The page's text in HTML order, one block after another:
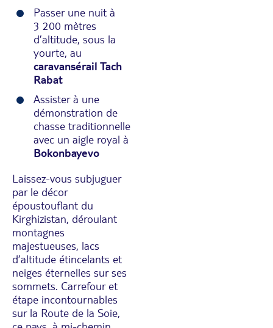
Passer une nuit à
3 200 mètres
d’altitude, sous la
yourte, au
caravansérail Tach
Rabat
Assister à une
démonstration de
chasse traditionnelle
avec un aigle royal à
Bokonbayevo
Laissez-vous subjuguer
par le décor
époustouflant du
Kirghizistan, déroulant
montagnes
majestueuses, lacs
d’altitude étincelants et
neiges éternelles sur ses
sommets. Carrefour et
étape incontournables
sur la Route de la Soie,